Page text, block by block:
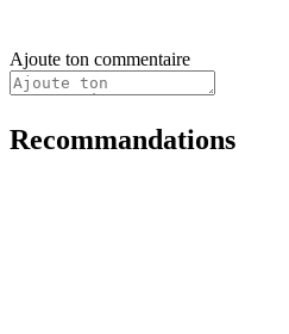
Ajoute ton commentaire
Recommandations